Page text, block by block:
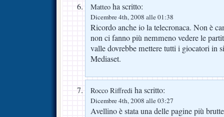
Matteo ha scritto:
Dicembre 4th, 2008 alle 01:38
Ricordo anche io la telecronaca. Non è
non ci fanno più nemmeno vedere le
valle dovrebbe mettere tutti i giocatori in
Mediaset.
Rocco Riffredi ha scritto:
Dicembre 4th, 2008 alle 03:27
Avellino è stata una delle pagine più